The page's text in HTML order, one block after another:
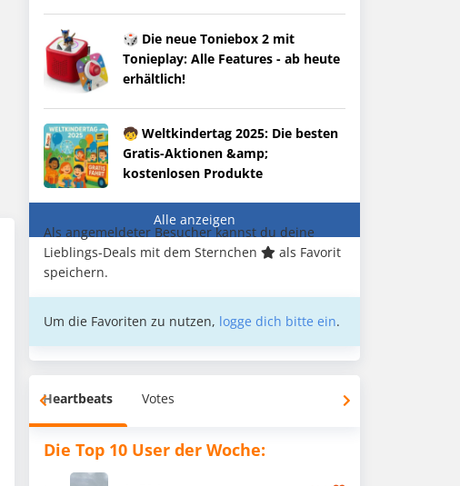
🎲 Die neue Toniebox 2 mit
Tonieplay: Alle Features - ab heute
erhältlich!
🧒 Weltkindertag 2025: Die besten
Gratis-Aktionen &amp;
kostenlosen Produkte
Alle anzeigen
Als angemeldeter Besucher kannst du deine
Lieblings-Deals mit dem Sternchen
als Favorit
speichern.
Um die Favoriten zu nutzen, logge dich bitte ein.
Heartbeats Votes
Die Top 10 User der Woche: